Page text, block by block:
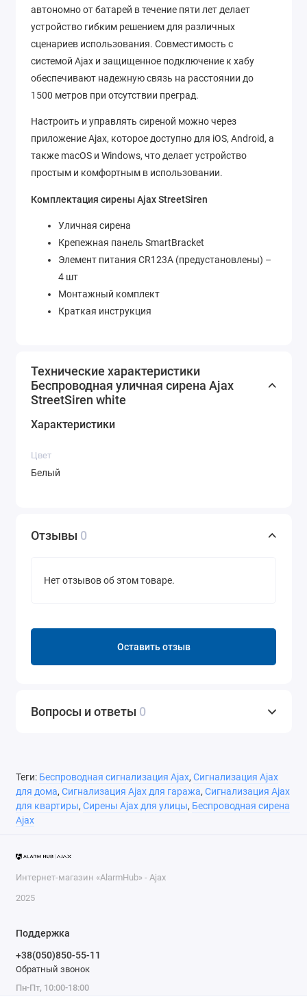
автономно от батарей в течение пяти лет делает
устройство гибким решением для различных
сценариев использования. Совместимость с
системой Ajax и защищенное подключение к хабу
обеспечивают надежную связь на расстоянии до
1500 метров при отсутствии преград.
Настроить и управлять сиреной можно через
приложение Ajax, которое доступно для iOS, Android, а
также macOS и Windows, что делает устройство
простым и комфортным в использовании.
Комплектация сирены Ajax StreetSiren
Уличная сирена
Крепежная панель SmartBracket
Элемент питания CR123A (предустановлены) –
4 шт
Монтажный комплект
Краткая инструкция
Технические характеристики
Беспроводная уличная сирена Ajax
StreetSiren white
Характеристики
Цвет
Белый
Отзывы 0
Нет отзывов об этом товаре.
Оставить отзыв
Вопросы и ответы 0
Теги: Беспроводная сигнализация Ajax, Сигнализация Ajax
для дома, Сигнализация Ajax для гаража, Сигнализация Ajax
для квартиры, Сирены Ajax для улицы, Беспроводная сирена
Ajax
Интернет-магазин «AlarmHub» - Ajax
2025
Поддержка
+38(050)850-55-11
Обратный звонок
Пн-Пт, 10:00-18:00